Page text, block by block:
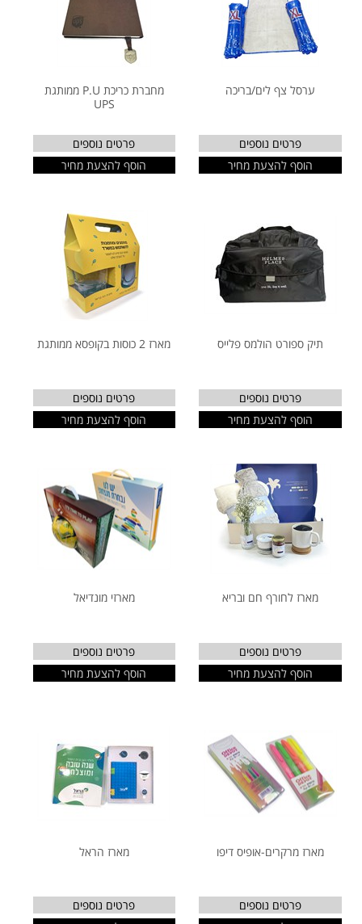
ערסל צף לים/בריכה
פרטים נוספים
הוסף להצעת מחיר
מחברת כריכת P.U ממותגת
UPS
פרטים נוספים
הוסף להצעת מחיר
תיק ספורט הולמס פלייס
פרטים נוספים
הוסף להצעת מחיר
מארז 2 כוסות בקופסא ממותגת
פרטים נוספים
הוסף להצעת מחיר
מארז לחורף חם ובריא
פרטים נוספים
הוסף להצעת מחיר
מארזי מונדיאל
פרטים נוספים
הוסף להצעת מחיר
מארז מרקרים-אופיס דיפו
פרטים נוספים
מארז הראל
פרטים נוספים